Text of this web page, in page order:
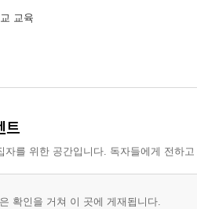
교육
트
자를 위한 공간입니다. 독자들에게 전하
확인을 거쳐 이 곳에 게재됩니다.